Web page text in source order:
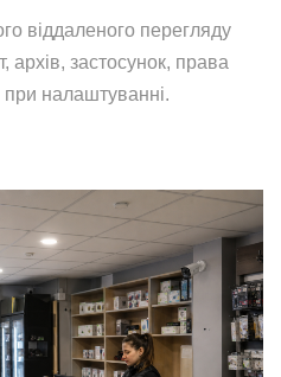
віддаленого перегляду
архів, застосунок, права
при налаштуванні.